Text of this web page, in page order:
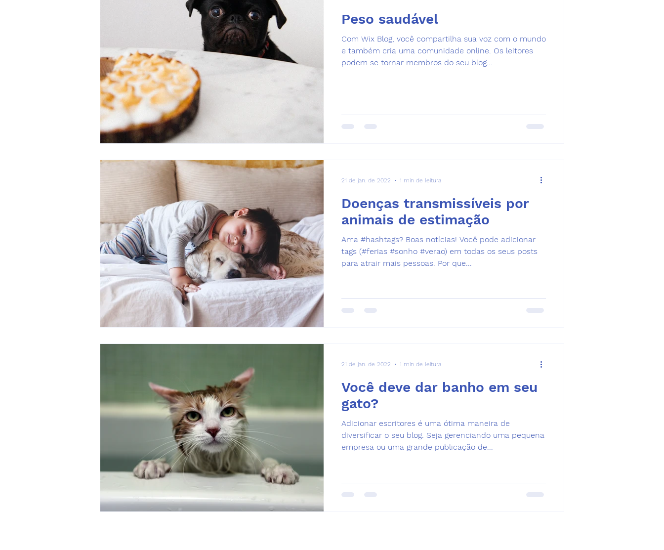
Peso saudável
Com Wix Blog, você compartilha sua voz com o mundo
e também cria uma comunidade online. Os leitores
podem se tornar membros do seu blog...
Doenças transmissíveis por
animais de estimação
Ama #hashtags? Boas notícias! Você pode adicionar
tags (#ferias #sonho #verao) em todas os seus posts
para atrair mais pessoas. Por que...
21 de jan. de 2022 1 min de leitura
Você deve dar banho em seu
gato?
Adicionar escritores é uma ótima maneira de
diversificar o seu blog. Seja gerenciando uma pequena
empresa ou uma grande publicação de...
21 de jan. de 2022 1 min de leitura